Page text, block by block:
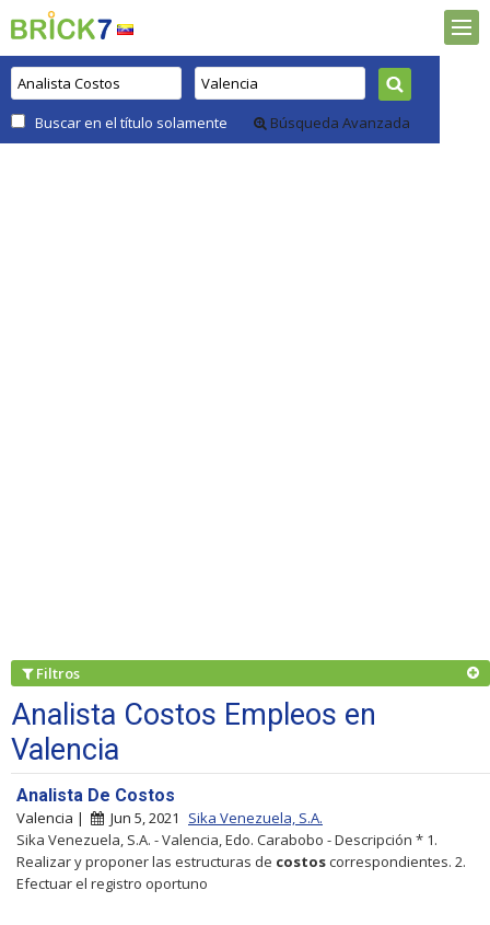
Buscar en el título solamente Búsqueda Avanzada
Filtros
Analista Costos Empleos en
Valencia
Analista De Costos
Valencia | Jun 5, 2021
Sika Venezuela, S.A.
Sika Venezuela, S.A. - Valencia, Edo. Carabobo - Descripción * 1.
Realizar y proponer las estructuras de costoscorrespondientes. 2.
Efectuar el registro oportuno